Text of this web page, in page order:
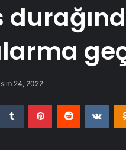
24, 2022
Tumblr PinterestReddit